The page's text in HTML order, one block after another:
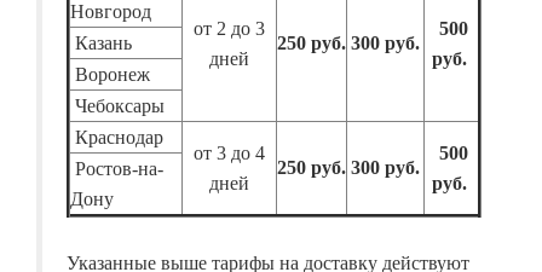
Новгород
от 2 до 3
дней
250 руб. 300 руб.
500
руб.
Казань
Воронеж
Чебоксары
Краснодар
от 3 до 4
дней
250 руб. 300 руб.
500
руб.
Ростов-на-
Дону
Указанные выше тарифы на доставку действуют